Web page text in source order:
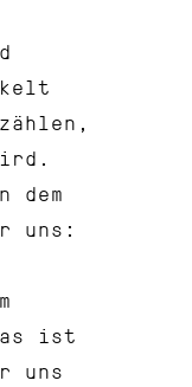
dem
uns:
ist
uns